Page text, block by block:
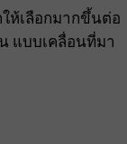
ห้เลือกมากขึ้นต่อ
แบบเคลื่อนที่มา